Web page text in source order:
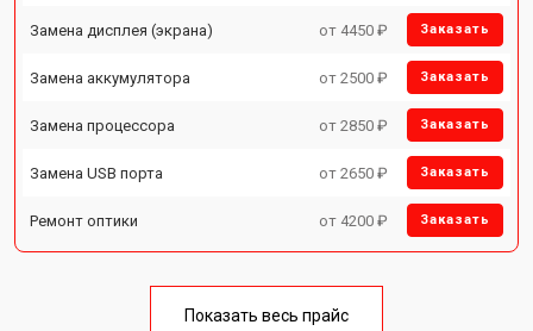
Замена дисплея (экрана) от 4450 ₽ Заказать
Замена аккумулятора от 2500 ₽ Заказать
Замена процессора от 2850 ₽ Заказать
Замена USB порта от 2650 ₽ Заказать
Ремонт оптики от 4200 ₽ Заказать
Показать весь прайс